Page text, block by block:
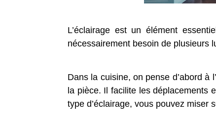
L’éclairage est un élément
nécessairement besoin de plusieurs
Dans la cuisine, on pense d’abord
la pièce. Il facilite les déplacements
type d’éclairage, vous pouvez miser